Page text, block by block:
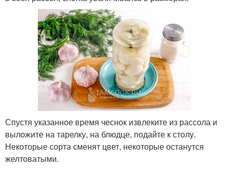
Спустя указанное время чеснок извлеките из рассола и
выложите на тарелку, на блюдце, подайте к столу.
Некоторые сорта сменят цвет, некоторые останутся
желтоватыми.